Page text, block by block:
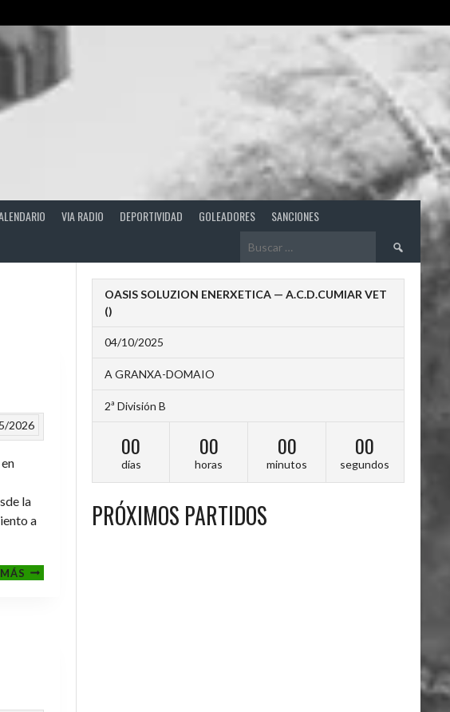
VIA RADIO DEPORTIVIDAD GOLEADORES SANCIONES
Buscar:
2026
la
a
CENA-
ENTREGA
OASIS SOLUZION ENERXETICA — A.C.D.CUMIAR VET
()
04/10/2025
A GRANXA-DOMAIO
2ª División B
00
días
00
horas
00
minutos
00
segundos
PRÓXIMOS PARTIDOS